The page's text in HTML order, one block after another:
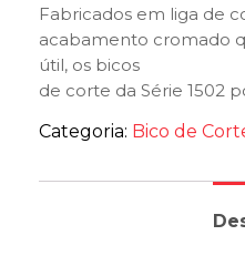
Fabricados em liga de
acabamento cromado
útil, os bicos
de corte da Série 1502
Categoria: Bico de